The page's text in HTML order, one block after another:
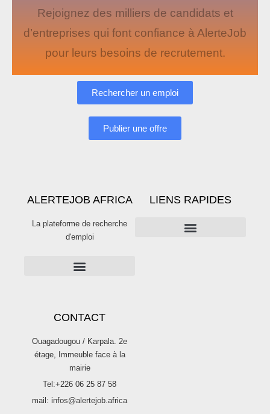
Rejoignez des milliers de candidats et
d’entreprises qui font confiance à AlerteJob
pour leurs besoins de recrutement.
Rechercher un emploi
Publier une offre
ALERTEJOB AFRICA
La plateforme de recherche
d'emploi
LIENS RAPIDES
CONTACT
Ouagadougou / Karpala. 2e
étage, Immeuble face à la
mairie
Tel:+226 06 25 87 58
mail: infos@alertejob.africa